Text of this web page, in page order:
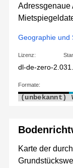
Adressgenaue
Geographie und
Lizenz:
dl-de-zero-2.0
Formate:
(unbekannt)
Karte der